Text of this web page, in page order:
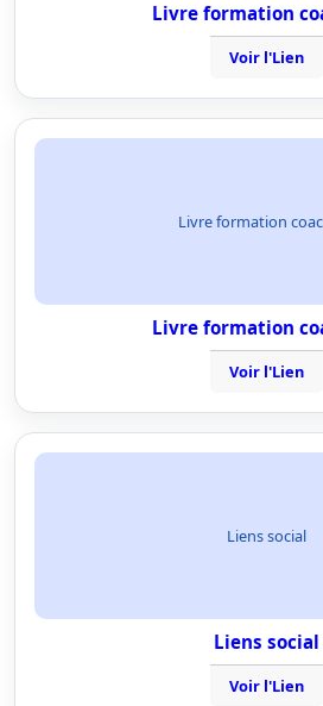
Livre formation
Voir l'Lien
Livre formation
Livre formation
Voir l'Lien
Liens social
Liens social
Voir l'Lien